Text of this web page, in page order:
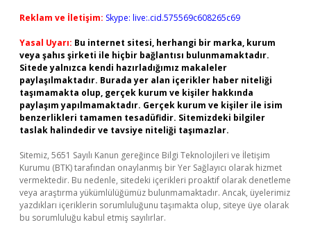
Reklam ve İletişim: Skype: live:.cid.575569c608265c69
Yasal Uyarı: Bu internet sitesi, herhangi bir marka, kurum
veya şahıs şirketi ile hiçbir bağlantısı bulunmamaktadır.
Sitede yalnızca kendi hazırladığımız makaleler
paylaşılmaktadır. Burada yer alan içerikler haber niteliği
taşımamakta olup, gerçek kurum ve kişiler hakkında
paylaşım yapılmamaktadır. Gerçek kurum ve kişiler ile isim
benzerlikleri tamamen tesadüfidir. Sitemizdeki bilgiler
taslak halindedir ve tavsiye niteliği taşımazlar.
Sitemiz, 5651 Sayılı Kanun gereğince Bilgi Teknolojileri ve İletişim
Kurumu (BTK) tarafından onaylanmış bir Yer Sağlayıcı olarak hizmet
vermektedir. Bu nedenle, sitedeki içerikleri proaktif olarak denetleme
veya araştırma yükümlülüğümüz bulunmamaktadır. Ancak, üyelerimiz
yazdıkları içeriklerin sorumluluğunu taşımakta olup, siteye üye olarak
bu sorumluluğu kabul etmiş sayılırlar.